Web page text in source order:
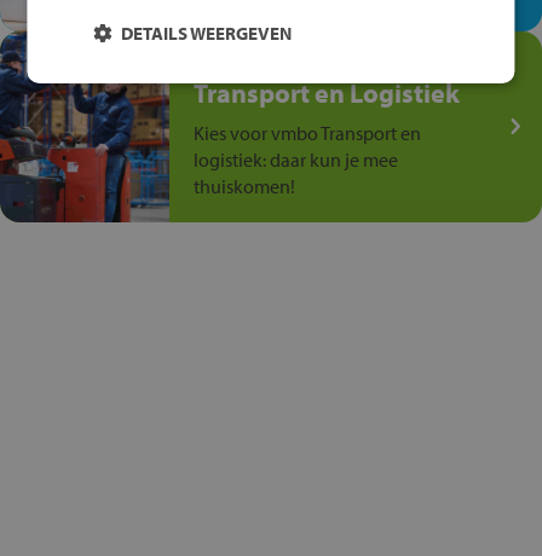
Transport en Logistiek
Kies voor vmbo Transport en
logistiek: daar kun je mee
thuiskomen!
DETAILS WEERGEVEN